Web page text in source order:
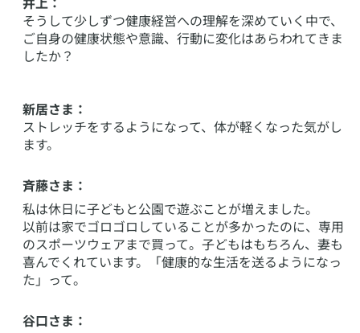
そうして少しずつ健康経営への理解を深めていく中で、
ご自身の健康状態や意識、行動に変化はあらわれてきま
したか？
新居さま：
ストレッチをするようになって、体が軽くなった気がし
ます。
斉藤さま：
私は休日に子どもと公園で遊ぶことが増えました。
以前は家でゴロゴロしていることが多かったのに、専用
のスポーツウェアまで買って。子どもはもちろん、妻も
喜んでくれています。「健康的な生活を送るようになっ
た」って。
谷口さま：